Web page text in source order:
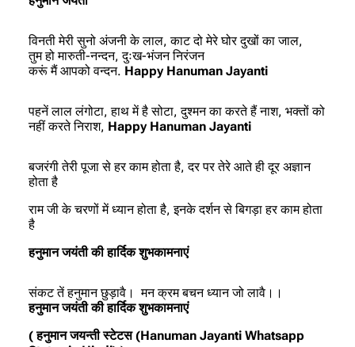
विनती मेरी सुनो अंजनी के लाल, काट दो मेरे घोर दुखों का जाल,
तुम हो मारुती-नन्दन, दुःख-भंजन निरंजन
करूं मैं आपको वन्दन. Happy Hanuman Jayanti
पहनें लाल लंगोटा, हाथ में है सोटा, दुश्मन का करते हैं नाश, भक्तों को
नहीं करते निराश, Happy Hanuman Jayanti
बजरंगी तेरी पूजा से हर काम होता है, दर पर तेरे आते ही दूर अज्ञान
होता है
राम जी के चरणों में ध्यान होता है, इनके दर्शन से बिगड़ा हर काम होता
है
हनुमान जयंती की हार्दिक शुभकामनाएं
संकट तें हनुमान छुड़ावै। मन क्रम बचन ध्यान जो लावै।।
हनुमान जयंती की हार्दिक शुभकामनाएं
( हनुमान जयन्ती स्टेटस (Hanuman Jayanti Whatsapp